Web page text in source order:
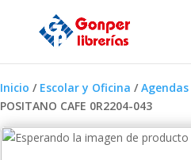
Inicio / Escolar y Oficina /Agendas
POSITANO CAFE 0R2204-043